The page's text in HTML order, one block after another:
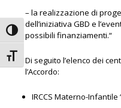
Attiva/disattiva alto
Attiva/disattiva
– la realizzazione di
dell’iniziativa GBD e
possibili finanziamenti.“
Di seguito l’elenco dei
l’Accordo:
IRCCS Materno-